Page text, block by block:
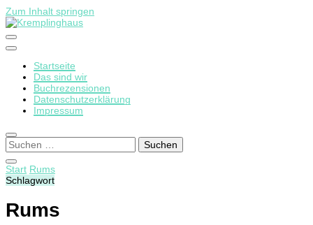
Zum Inhalt springen
Kremplinghaus
Startseite
Das sind wir
Buchrezensionen
Datenschutzerklärung
Impressum
Suchen
nach:
Start Rums
Schlagwort
Rums